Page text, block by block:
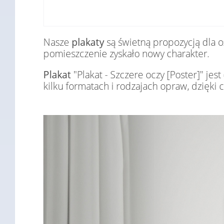
Nasze plakatysą świetną propozycją dla
pomieszczenie zyskało nowy charakter.
Plakat "Plakat - Szczere oczy [Poster]"
kilku formatach i rodzajach opraw,